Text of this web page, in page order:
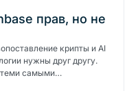
прав, но не
крипты и AI
нужны друг другу.
теми самыми…